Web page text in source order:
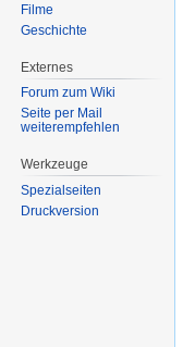
Filme
Geschichte
Externes
Forum zum Wiki
Seite per Mail
weiterempfehlen
Werkzeuge
Spezialseiten
Druckversion